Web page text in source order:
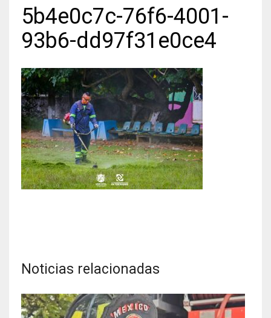
5b4e0c7c-76f6-4001-
93b6-dd97f31e0ce4
Noticias relacionadas